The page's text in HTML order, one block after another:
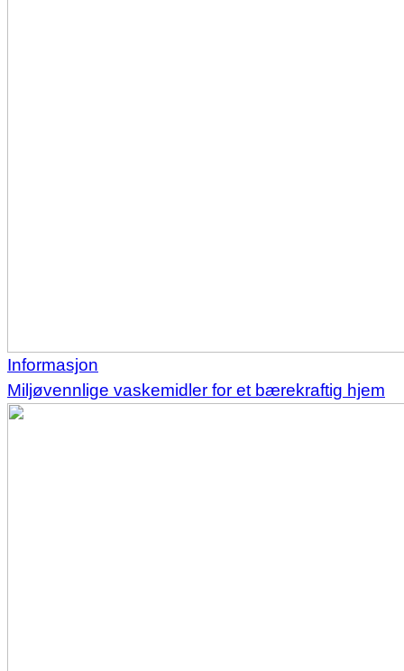
Informasjon
Miljøvennlige vaskemidler for et bærekraftig hjem